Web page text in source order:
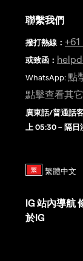
聯繫我們
撥打熱線 ：
或致函：
WhatsApp: 點
點擊查看其
廣東話/普通話
上 05:30 – 隔
IG 站內導航
於IG